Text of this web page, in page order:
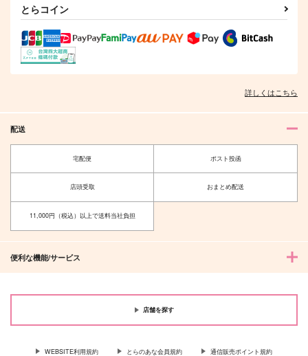
とらコイン
詳しくはこちら
配送
宅配便 ポスト投函
店頭受取 おまとめ配送
11,000円（税込）以上で送料当社負担
便利な機能/サービス
店舗を探す
WEBSITE利用規約 とらのあな会員規約 通信販売ポイント規約